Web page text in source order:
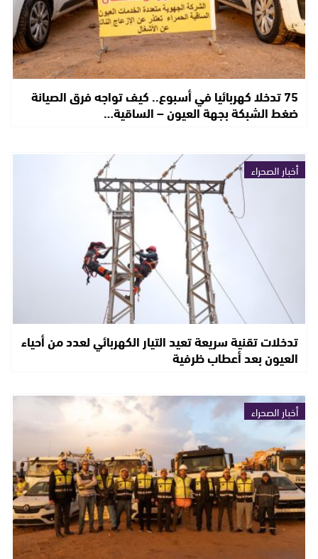
75 تدخلا كهربائيا في أسبوع.. كيف تواجه فرق الصيانة
ضغط الشبكة بجهة العيون – الساقية…
أخبار الصحراء
تدخلات تقنية سريعة تعيد التيار الكهربائي لعدد من أحياء
العيون بعد أعطاب ظرفية
أخبار الصحراء